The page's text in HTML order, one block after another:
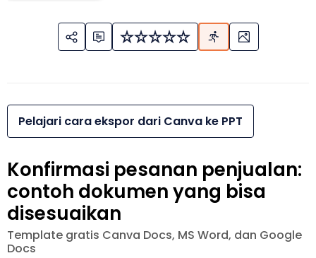
Pelajari cara ekspor dari Canva ke PPT
Konfirmasi pesanan penjualan:
contoh dokumen yang bisa
disesuaikan
Template gratis Canva Docs, MS Word, dan Google
Docs